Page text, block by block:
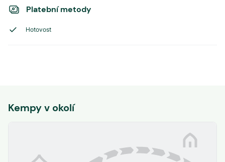
Platební metody
Hotovost
Kempy v okolí